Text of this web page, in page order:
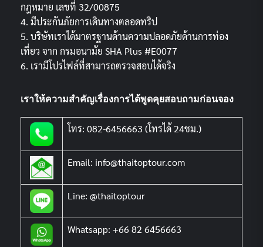
กฎหมาย เลขที่ 32/00875
4. มีประกันภัยการเดินทางตลอดทริป
5. บริษัทเราได้มาตรฐานด้านความปลอดภัยด้านการท่อง
เที่ยว จาก กรมอนามัย SHA Plus #E0077
6. เรามีโปรไฟล์ที่สามารถตรวจสอบได้จริง
เราให้ความสำคัญเรื่องการได้พูดคุยสอบถามก่อนจอง
โทร: 082-6456663 (โทรได้ 24ชม.)
Email: info@thaitoptour.com
Line: @thaitoptour
Whatsapp: +66 82 6456663